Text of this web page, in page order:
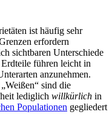
ist häufig sehr
erfordern
sichtbaren Unterschiede
führen leicht in
anzunehmen.
sind die
lediglich willkürlich in
Populationen gegliedert